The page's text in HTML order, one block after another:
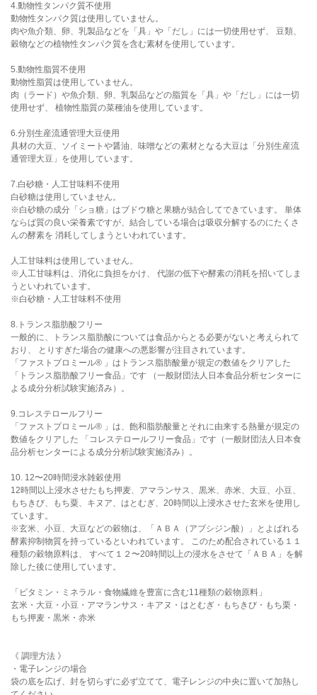
4.動物性タンパク質不使用
動物性タンパク質は使用していません。
肉や魚介類、卵、乳製品などを「具」や「だし」には一切使用せず、 豆類、
穀物などの植物性タンパク質を含む素材を使用しています。
5.動物性脂質不使用
動物性脂質は使用していません。
肉（ラード）や魚介類、卵、乳製品などの脂質を「具」や「だし」には一切
使用せず、 植物性脂質の菜種油を使用しています。
6.分別生産流通管理大豆使用
具材の大豆、ソイミートや醤油、味噌などの素材となる大豆は「分別生産流
通管理大豆」を使用しています。
7.白砂糖・人工甘味料不使用
白砂糖は使用していません。
※白砂糖の成分「ショ糖」はブドウ糖と果糖が結合してできています。 単体
ならば質の良い栄養素ですが、結合している場合は吸収分解するのにたくさ
んの酵素を 消耗してしまうといわれています。
人工甘味料は使用していません。
※人工甘味料は、消化に負担をかけ、 代謝の低下や酵素の消耗を招いてしま
うといわれています。
※白砂糖・人工甘味料不使用
8.トランス脂肪酸フリー
一般的に、トランス脂肪酸については食品からとる必要がないと考えられて
おり、 とりすぎた場合の健康への悪影響が注目されています。
「ファストプロミール® 」はトランス脂肪酸量が規定の数値をクリアした
「トランス脂肪酸フリー食品」です （一般財団法人日本食品分析センターに
よる成分分析試験実施済み）。
9.コレステロールフリー
「ファストプロミール® 」は、飽和脂肪酸量とそれに由来する熱量が規定の
数値をクリアした 「コレステロールフリー食品」です（一般財団法人日本食
品分析センターによる成分分析試験実施済み）。
10. 12〜20時間浸水雑穀使用
12時間以上浸水させたもち押麦、アマランサス、黒米、赤米、大豆、小豆、
もちきび、もち粟、キヌア、はとむぎ、20時間以上浸水させた玄米を使用し
ています。
※玄米、小豆、大豆などの穀物は、「ＡＢＡ（アブシジン酸）」とよばれる
酵素抑制物質を持っているといわれています。 このため配合されている１１
種類の穀物原料は、 すべて１２〜20時間以上の浸水をさせて「ＡＢＡ」を解
除した後に使用しています。
「ビタミン・ミネラル・食物繊維を豊富に含む11種類の穀物原料」
玄米・大豆・小豆・アマランサス・キアヌ・はとむぎ・もちきび・もち栗・
もち押麦・黒米・赤米
《 調理方法 》
・電子レンジの場合
袋の底を広げ、封を切らずに必ず立てて、電子レンジの中央に置いて加熱し